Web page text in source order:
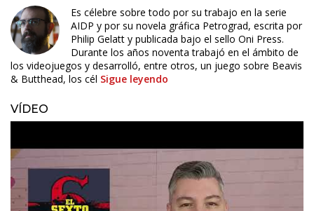
Es célebre sobre todo por su trabajo en la serie
AIDP y por su novela gráfica Petrograd, escrita por
Philip Gelatt y publicada bajo el sello Oni Press.
Durante los años noventa trabajó en el ámbito de
los videojuegos y desarrolló, entre otros, un juego sobre Beavis
& Butthead, los cél Sigue leyendo
VÍDEO